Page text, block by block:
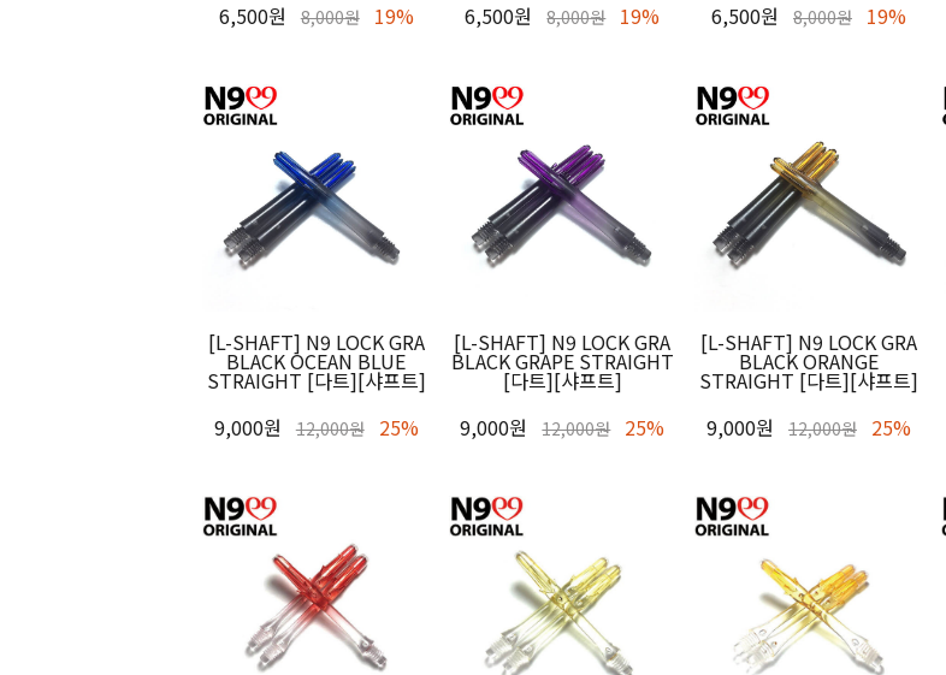
6,500원
8,000원 19%
6,500원
8,000원 19%
6,500원
8,000원 19%
[L-SHAFT] N9 LOCK GRA
BLACK OCEAN BLUE
STRAIGHT [다트][샤프트]
9,000원
12,000원 25%
[L-SHAFT] N9 LOCK GRA
BLACK GRAPE STRAIGHT
[다트][샤프트]
9,000원
12,000원 25%
[L-SHAFT] N9 LOCK GRA
BLACK ORANGE
STRAIGHT [다트][샤프트]
9,000원
12,000원 25%